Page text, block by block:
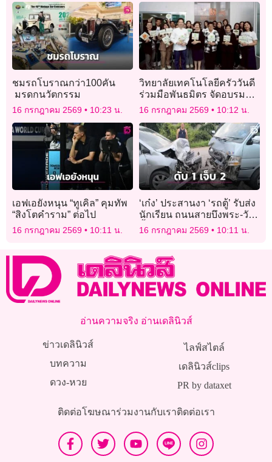
ชมรถโบราณกว่า100คัน
มรดกนวัตกรรม
16 กรกฎาคม 2569 10:23 น.
วิทยาลัยเทคโนโลยีครัววันดี
ร่วมมือพันธมิตร จัดอบรม
“Wellness Decode
Workshop” สร้างแต้มต่อ
ธุรกิจร้านอาหาร
16 กรกฎาคม 2569 10:12 น.
เอฟเอยังหนุน “ทูเคิล” คุมทัพ
“สิงโตคำราม” ต่อไป
16 กรกฎาคม 2569 10:11 น.
‘เก๋ง’ ประสานงา ‘รถตู้’ รับส่ง
นักเรียน ถนนสายบึงพระ-วัง
น้ำใส เมืองพิษณุโลก ดับ 1
16 กรกฎาคม 2569 10:11 น.
อ่านความจริง อ่านเดลินิวส์
ข่าวเดลินิวส์
บทความ
ดวง-หวย
ไลฟ์สไตล์
เดลินิวส์clips
PR by dataxet
ติดต่อโฆษณาร่วมงานกับเราติดต่อเรา